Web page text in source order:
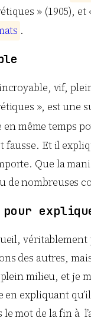
» (1905),
ats .
vif,
», est une
en même temps
fausse. Et il
Que la
de nombreuses
des autres,
milieu, et je
en expliquant
mot de la fin à